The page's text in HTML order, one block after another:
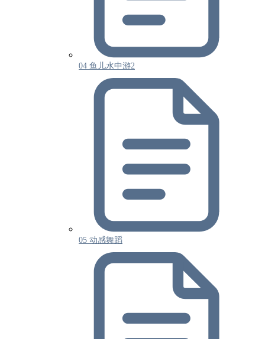
04 鱼儿水中游2
05 动感舞蹈